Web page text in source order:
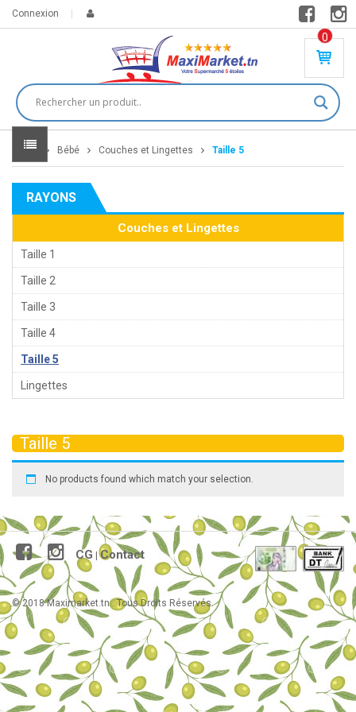
Connexion
0
PR
DU
IT(
S)
DT
Home Bébé Couches et Lingettes Taille 5
RAYONS
Couches et Lingettes
Taille 1
Taille 2
Taille 3
Taille 4
Taille 5
Lingettes
Taille 5
No products found which match your selection.
CG |Contact
© 2018 Maximarket.tn . Tous Droits Réservés.